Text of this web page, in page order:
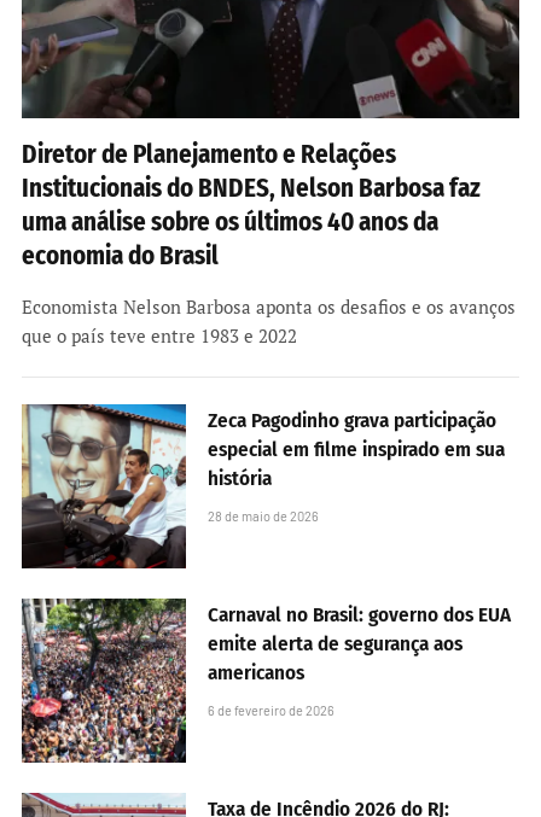
Diretor de Planejamento e Relações
Institucionais do BNDES, Nelson Barbosa faz
uma análise sobre os últimos 40 anos da
economia do Brasil
Economista Nelson Barbosa aponta os desafios e os avanços
que o país teve entre 1983 e 2022
Zeca Pagodinho grava participação
especial em filme inspirado em sua
história
28 de maio de 2026
Carnaval no Brasil: governo dos EUA
emite alerta de segurança aos
americanos
6 de fevereiro de 2026
Taxa de Incêndio 2026 do RJ: